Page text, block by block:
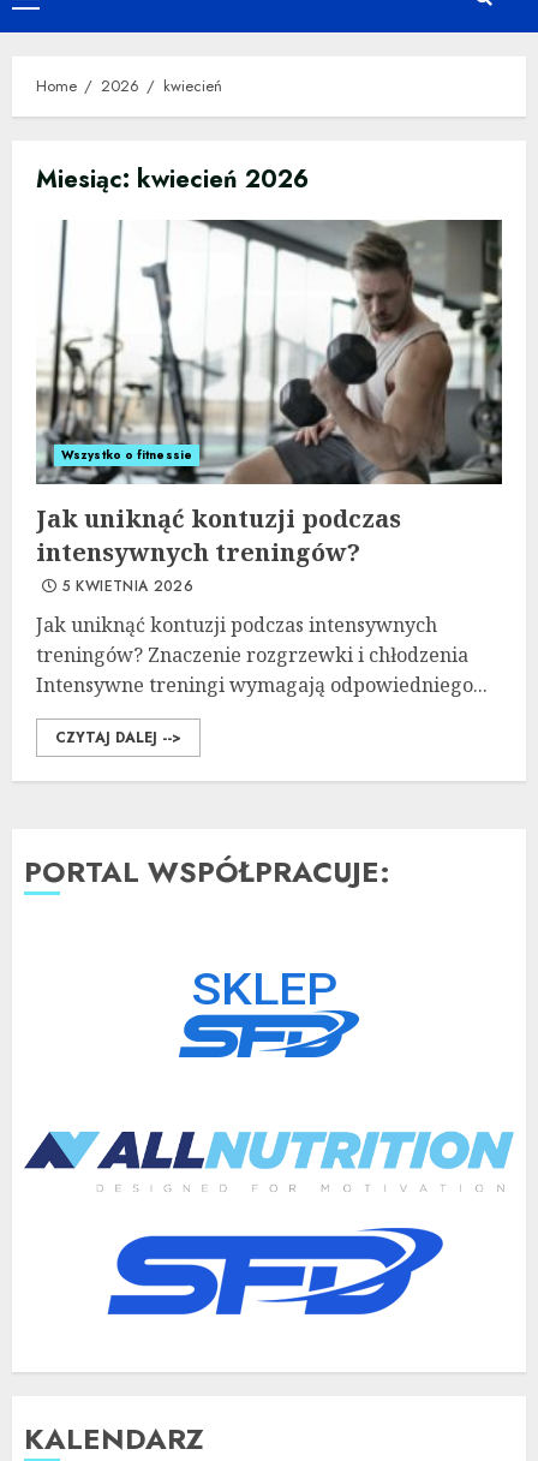
Menu
Home 2026 kwiecień
Miesiąc: kwiecień 2026
Wszystko o fitnessie
Jak uniknąć kontuzji podczas
intensywnych treningów?
5 KWIETNIA 2026
Jak uniknąć kontuzji podczas intensywnych
treningów? Znaczenie rozgrzewki i chłodzenia
Intensywne treningi wymagają odpowiedniego...
CZYTAJ DALEJ -->
PORTAL WSPÓŁPRACUJE:
KALENDARZ